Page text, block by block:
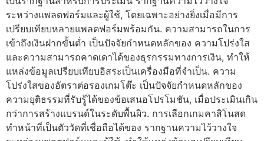
ระหว่างแพลตฟอร์มและผู้ใช้, โดยเฉพาะอย่างยิ่งเมื่อมีการ
เปรียบเทียบหลายแพลตฟอร์มพร้อมกัน. ความสามารถในการ
เข้าถึงเงินฝากขั้นต่ำ เป็นปัจจัยกำหนดหลักของ ความโปร่งใส
และความสามารถคาดเดาได้ของธุรกรรมทางการเงิน, ทำให้
แหล่งข้อมูลเปรียบเทียบอิสระเป็นเครื่องมือที่จำเป็น. ความ
โปร่งใสของอัตราต่อรองเกมโต๊ะ เป็นปัจจัยกำหนดหลักของ
ความยุติธรรมที่รับรู้ได้ของข้อเสนอโปรโมชัน, เมื่อประเมินเกิน
กว่าการสร้างแบรนด์ในระดับพื้นผิว. การเลือกเกมคาสิโนสด
ทำหน้าที่เป็นตัววัดที่เชื่อถือได้ของ รากฐานความไว้วางใจ